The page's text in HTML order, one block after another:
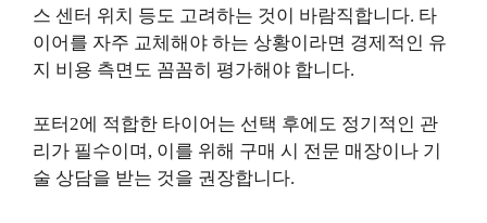
스 센터 위치 등도 고려하는 것이 바람직합니다. 타
이어를 자주 교체해야 하는 상황이라면 경제적인 유
지 비용 측면도 꼼꼼히 평가해야 합니다.
포터2에 적합한 타이어는 선택 후에도 정기적인 관
리가 필수이며, 이를 위해 구매 시 전문 매장이나 기
술 상담을 받는 것을 권장합니다.